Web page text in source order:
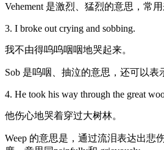
Vehement 是激烈、猛烈的意思，常用
3. I broke out crying and sobbing.
我不由得呜呜咽咽地哭起来。
Sob 是呜咽、抽泣的意思，还可以表
4. He took his way through the great
他伤心地哭着穿过大树林。
Weep 的意思是，通过流泪表达出悲